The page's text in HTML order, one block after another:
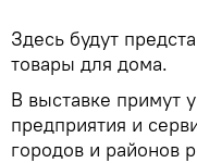
Здесь будут
товары для дома.
В выставке примут
предприятия и
городов и районов